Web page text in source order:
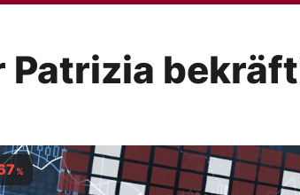
%